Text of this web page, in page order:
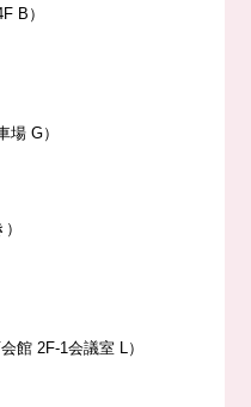
B）
場 G）
館 2F-1会議室 L）